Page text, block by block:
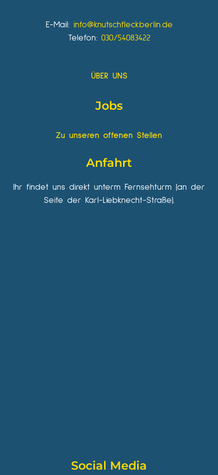
E-Mail: info@knutschfleckberlin.de
Telefon: 030/54083422
ÜBER UNS
Jobs
Zu unseren offenen Stellen
Anfahrt
Ihr findet uns direkt unterm Fernsehturm (an der
Seite der Karl-Liebknecht-Straße).
Social Media